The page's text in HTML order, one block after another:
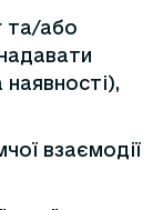
та/або
взаємодії